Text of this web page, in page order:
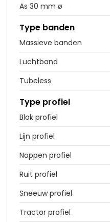
As 30 mm ø
Type banden
Massieve banden
Luchtband
Tubeless
Type profiel
Blok profiel
Lijn profiel
Noppen profiel
Ruit profiel
Sneeuw profiel
Tractor profiel